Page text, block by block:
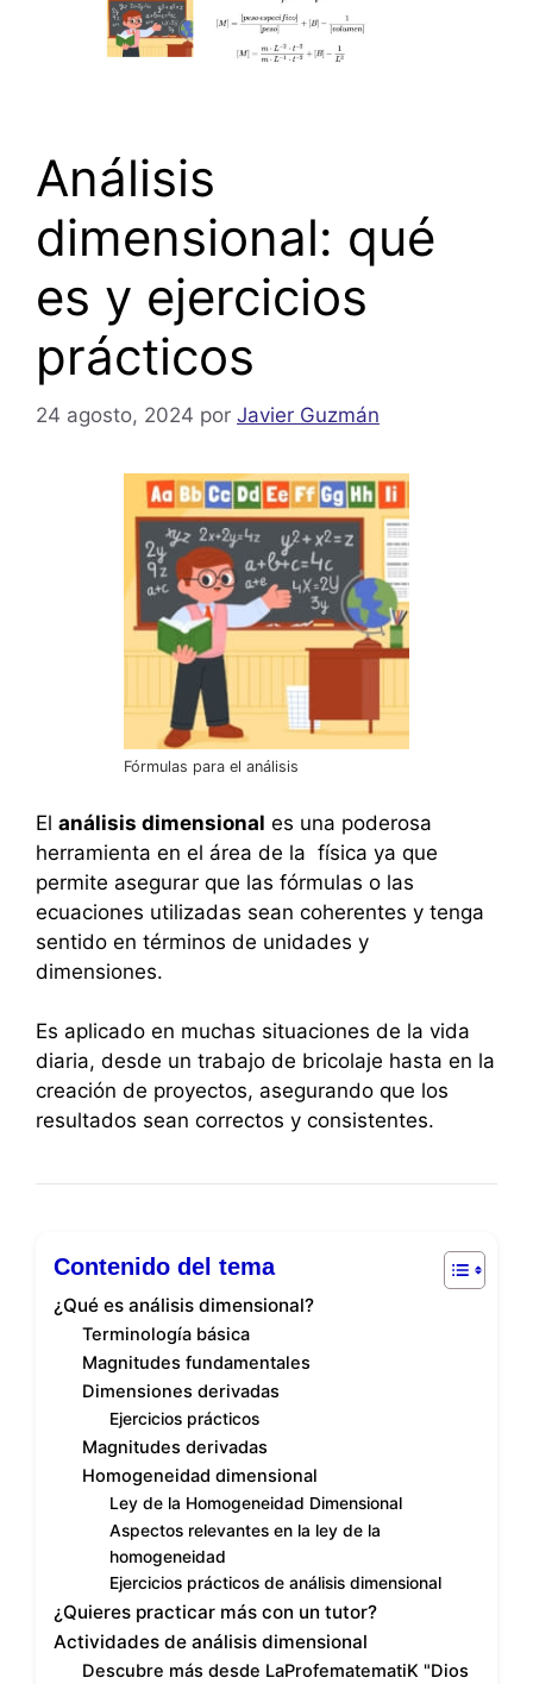
Análisis
dimensional: qué
es y ejercicios
prácticos
24 agosto, 2024 por Javier Guzmán
Fórmulas para el análisis
El análisis dimensional es una poderosa
herramienta en el área de la física ya que
permite asegurar que las fórmulas o las
ecuaciones utilizadas sean coherentes y tenga
sentido en términos de unidades y
dimensiones.
Es aplicado en muchas situaciones de la vida
diaria, desde un trabajo de bricolaje hasta en la
creación de proyectos, asegurando que los
resultados sean correctos y consistentes.
Contenido del tema
¿Qué es análisis dimensional?
Terminología básica
Magnitudes fundamentales
Dimensiones derivadas
Ejercicios prácticos
Magnitudes derivadas
Homogeneidad dimensional
Ley de la Homogeneidad Dimensional
Aspectos relevantes en la ley de la
homogeneidad
Ejercicios prácticos de análisis dimensional
¿Quieres practicar más con un tutor?
Actividades de análisis dimensional
Descubre más desde LaProfematematiK "Dios